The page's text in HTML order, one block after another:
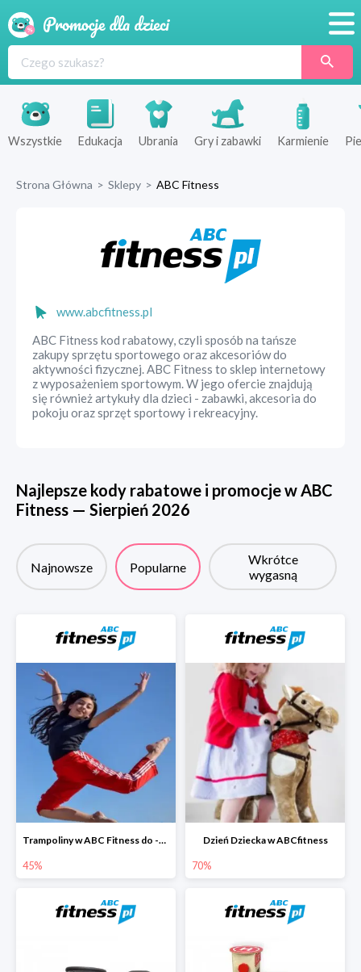
Produkty
Sklepy
Wszystkie Edukacja Ubrania Gry i zabawki Karmienie
Strona Główna > Sklepy > ABC Fitness
www.abcfitness.pl
ABC Fitness kod rabatowy, czyli sposób na tańsze
zakupy sprzętu sportowego oraz akcesoriów do
aktywności fizycznej. ABC Fitness to sklep internetowy
z wyposażeniem sportowym. W jego ofercie znajdują
się również artykuły dla dzieci - zabawki, akcesoria do
pokoju oraz sprzęt sportowy i rekreacyjny.
Najlepsze kody rabatowe i promocje wABC
Fitness — Sierpień 2026
Najnowsze Popularne
Wkrótce
wygasną
Trampoliny w ABC Fitness do -45%
45%
Dzień Dziecka w ABCfitness
70%